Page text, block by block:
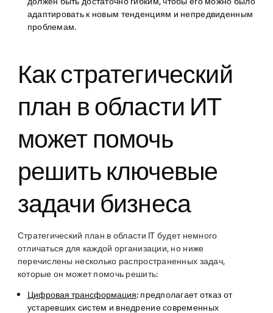
адаптировать к новым тенденциям и непредвиденным
проблемам.
Как стратегический
план в области ИТ
может помочь
решить ключевые
задачи бизнеса
Стратегический план в области IT будет немного
отличаться для каждой организации, но ниже
перечислены несколько распространенных задач,
которые он может помочь решить:
Цифровая трансформация:предполагает отказ от
устаревших систем и внедрение современных